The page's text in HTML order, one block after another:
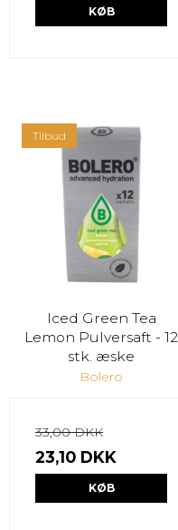
KØB
Tilbud
Iced Green Tea
Lemon Pulversaft - 12
stk. æske
Bolero
33,00 DKK
23,10 DKK
KØB